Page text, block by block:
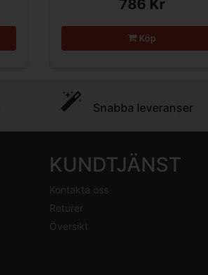
786 Kr
Köp
Snabba leveranser
KUNDTJÄNST
Kontakta oss
Returer
Översikt